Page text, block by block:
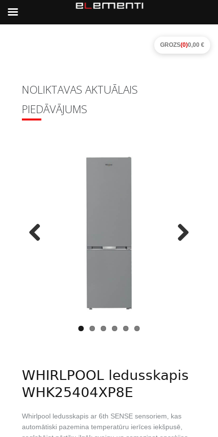
NOLIKTAVAS AKTUĀLAIS
PIEDĀVĀJUMS
WHIRLPOOL ledusskapis
WHK25404XP8E
Whirlpool ledusskapis ar 6th SENSE sensoriem, kas
automātiski pazemina temperatūru ierīces iekšpusē,
GROZS(0)0,00 €